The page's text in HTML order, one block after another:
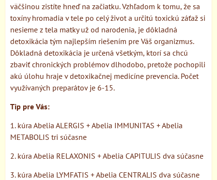
väčšinou zistíte hneď na začiatku. Vzhľadom k tomu, že sa
toxíny hromadia v tele po celý život a určitú toxickú záťaž si
nesieme z tela matky už od narodenia, je dôkladná
detoxikácia tým najlepším riešením pre Váš organizmus.
Dôkladná detoxikácia je určená všetkým, ktorí sa chcú
zbaviť chronických problémov dlhodobo, pretože pochopili
akú úlohu hraje v detoxikačnej medicíne prevencia. Počet
využívaných preparátov je 6-15.
Tip pre Vás:
1. kúra Abelia ALERGIS + Abelia IMMUNITAS + Abelia
METABOLIS tri súčasne
2. kúra Abelia RELAXONIS + Abelia CAPITULIS dva súčasne
3. kúra Abelia LYMFATIS + Abelia CENTRALIS dva súčasne